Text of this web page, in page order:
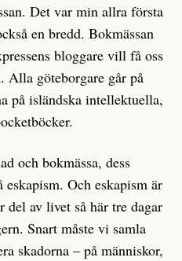
Det var min allra första
en bredd. Bokmässan
bloggare vill få oss
Alla göteborgare går på
på isländska intellektuella,
och bokmässa, dess
Och eskapism är
del av livet så här tre dagar
Snart måste vi samla
skadorna – på människor,